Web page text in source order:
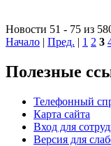
Новости 51 - 75 из
Начало | Пред. | 1 2 3
Полезные
Телефонный
Карта сайта
Вход для
Версия для